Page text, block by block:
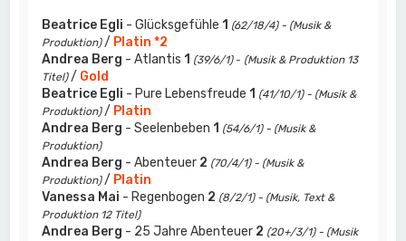
Beatrice Egli - Glücksgefühle 1 (62/18/4) - (Musik &
Produktion)/ Platin *2
Andrea Berg - Atlantis 1 (39/6/1)- (Musik & Produktion 13
Titel)/ Gold
Beatrice Egli - Pure Lebensfreude 1 (41/10/1) - (Musik &
Produktion)/ Platin
Andrea Berg - Seelenbeben 1 (54/6/1) - (Musik &
Produktion)
Andrea Berg - Abenteuer 2 (70/4/1) - (Musik &
Produktion)/ Platin
Vanessa Mai - Regenbogen 2 (8/2/1) - (Musik, Text &
Produktion 12 Titel)
Andrea Berg - 25 Jahre Abenteuer 2 (20+/3/1) - (Musik